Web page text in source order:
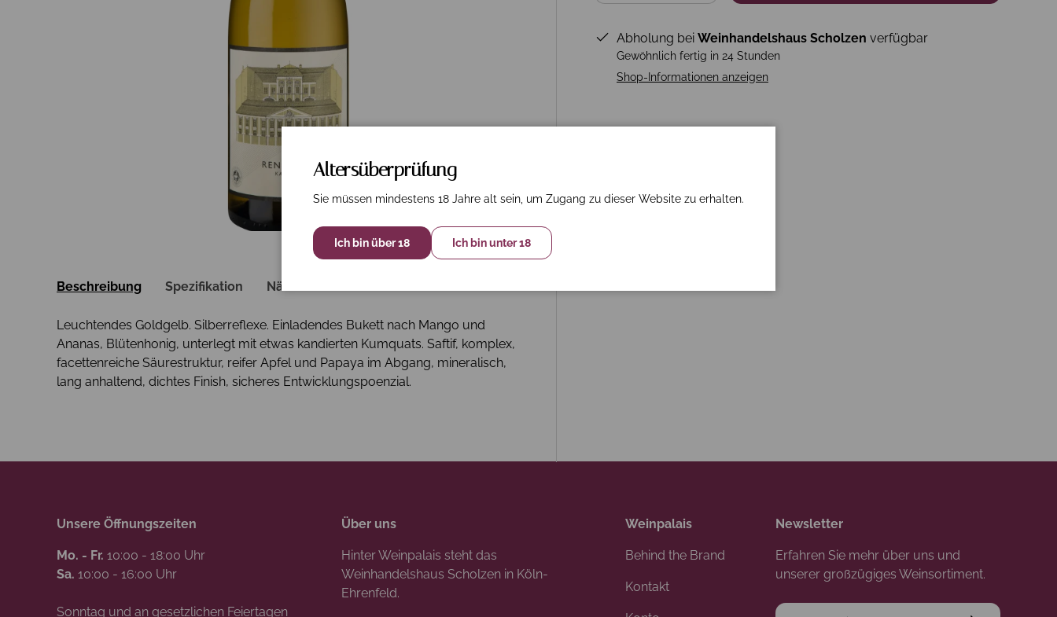
Abholung bei Weinhandelshaus Scholzen verfügbar
Gewöhnlich fertig in 24 Stunden
Shop-Informationen anzeigen
Beschreibung Spezifikation Nährwerte
Leuchtendes Goldgelb. Silberreflexe. Einladendes Bukett nach Mango und
Ananas, Blütenhonig, unterlegt mit etwas kandierten Kumquats. Saftif, komplex,
facettenreiche Säurestruktur, reifer Apfel und Papaya im Abgang, mineralisch,
lang anhaltend, dichtes Finish, sicheres Entwicklungspoenzial.
Altersüberprüfung
Sie müssen mindestens 18 Jahre alt sein, um Zugang zu dieser Website zu erhalten.
Ich bin über 18 Ich bin unter 18
Unsere Öffnungszeiten
Mo. - Fr. 10:00 - 18:00 Uhr
Sa. 10:00 - 16:00 Uhr
Sonntag und an gesetzlichen Feiertagen
Über uns
Hinter Weinpalais steht das
Weinhandelshaus Scholzen in Köln-
Ehrenfeld.
Weinpalais
Behind the Brand
Kontakt
Newsletter
Erfahren Sie mehr über uns und
unserer großzügiges Weinsortiment.
E-Mail